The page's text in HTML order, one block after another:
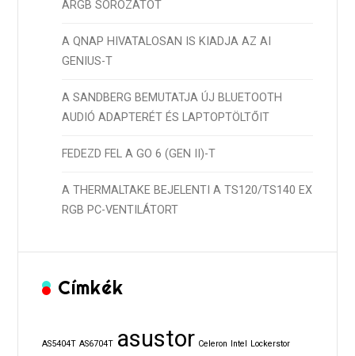
ARGB SOROZATOT
A QNAP HIVATALOSAN IS KIADJA AZ AI
GENIUS-T
A SANDBERG BEMUTATJA ÚJ BLUETOOTH
AUDIÓ ADAPTERÉT ÉS LAPTOPTÖLTŐIT
FEDEZD FEL A GO 6 (GEN II)-T
A THERMALTAKE BEJELENTI A TS120/TS140 EX
RGB PC-VENTILÁTORT
Címkék
AS5404T AS6704T asustor Celeron Intel Lockerstor